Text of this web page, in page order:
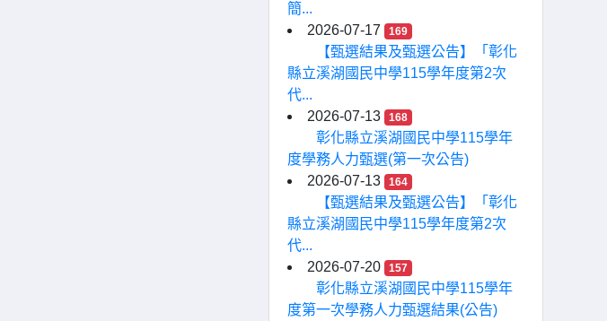
簡...
2026-07-17
169
【甄選結果及甄選公告】「彰化
縣立溪湖國民中學115學年度第2次
代...
2026-07-13
168
彰化縣立溪湖國民中學115學年
度學務人力甄選(第一次公告)
2026-07-13
164
【甄選結果及甄選公告】「彰化
縣立溪湖國民中學115學年度第2次
代...
2026-07-20
157
彰化縣立溪湖國民中學115學年
度第一次學務人力甄選結果(公告)